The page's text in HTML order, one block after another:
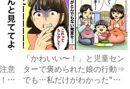
意
？
「かわいい〜！」と児童セン
ターで褒められた娘の行動⇒
でも…私だけがわかった“赤